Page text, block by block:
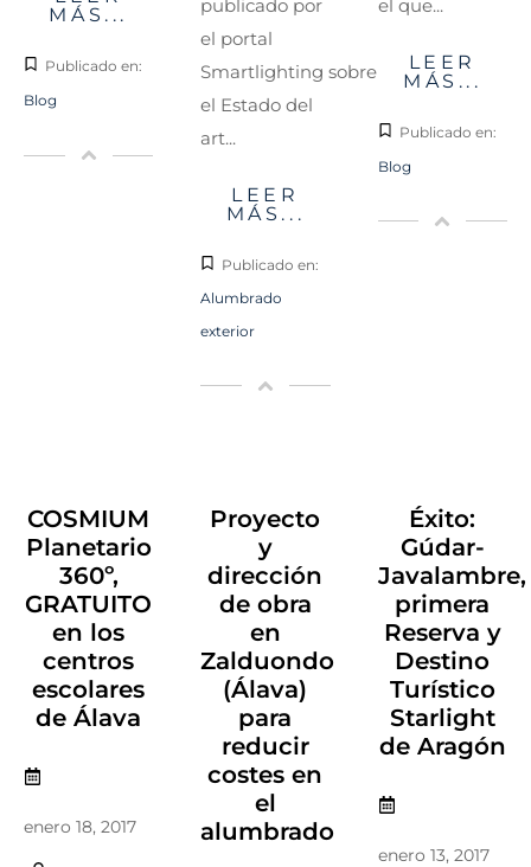
MÁS...
Publicado en:
Blog
publicado por
el portal
Smartlighting sobre
el Estado del
art...
LEER
MÁS...
Publicado en:
Alumbrado
exterior
el que...
LEER
MÁS...
Publicado en:
Blog
COSMIUM
Planetario
360º,
GRATUITO
en los
centros
escolares
de Álava
enero 18, 2017
Proyecto
y
dirección
de obra
en
Zalduondo
(Álava)
para
reducir
costes en
el
alumbrado
Éxito:
Gúdar-
Javalambre,
primera
Reserva y
Destino
Turístico
Starlight
de Aragón
enero 13, 2017